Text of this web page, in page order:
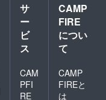
サ
ー
ビ
ス
CAM
PFI
RE
CAMP
FIRE
につい
て
CAMP
FIREと
は